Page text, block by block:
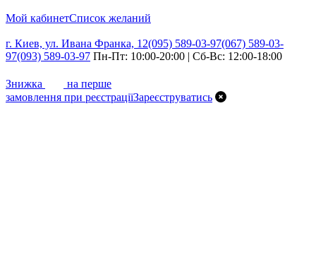
Мой кабинетСписок желаний
г. Киев, ул. Ивана Франка, 12(095) 589-03-97(067) 589-03-
97(093) 589-03-97 Пн-Пт: 10:00-20:00 | Сб-Вс: 12:00-18:00
Знижка
на перше
замовлення при реєстраціїЗареєструватись